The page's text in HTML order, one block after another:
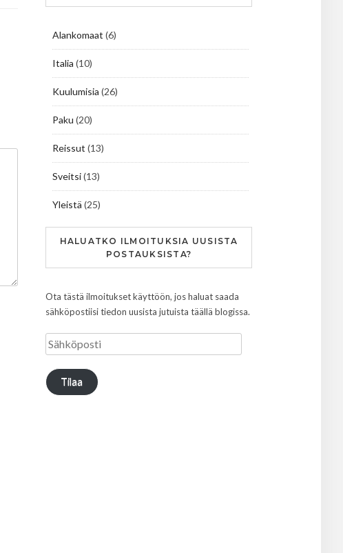
Alankomaat (6)
Italia (10)
Kuulumisia (26)
Paku (20)
Reissut (13)
Sveitsi(13)
Yleistä (25)
HALUATKO ILMOITUKSIA UUSISTA
POSTAUKSISTA?
Ota tästä ilmoitukset käyttöön, jos haluat saada
sähköpostiisi tiedon uusista jutuista täällä blogissa.
Tilaa